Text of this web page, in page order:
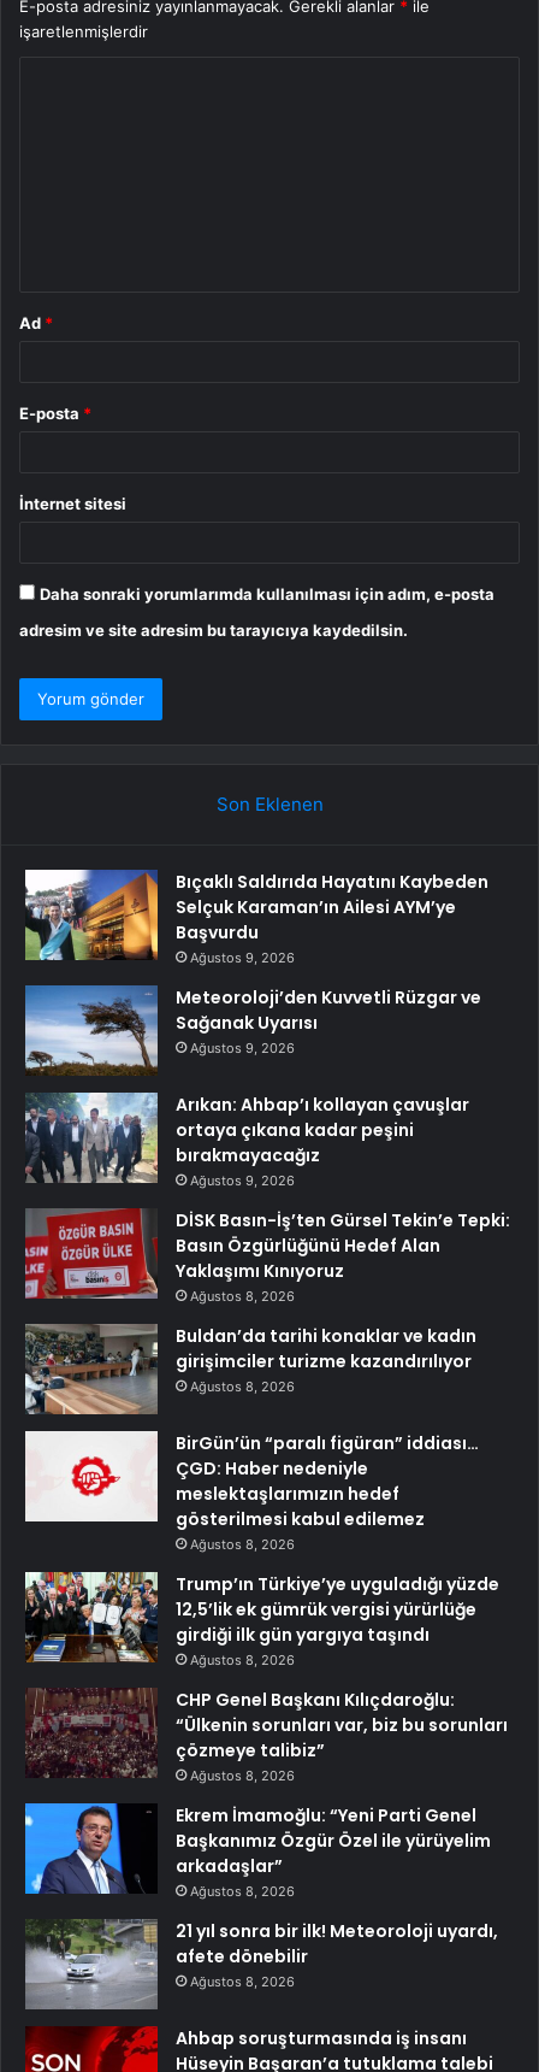
E-posta adresiniz yayınlanmayacak. Gerekli alanlar * ile
işaretlenmişlerdir
Ad *
E-posta *
İnternet sitesi
Daha sonraki yorumlarımda kullanılması için adım, e-posta
adresim ve site adresim bu tarayıcıya kaydedilsin.
Son Eklenen
Bıçaklı Saldırıda Hayatını Kaybeden
Selçuk Karaman’ın Ailesi AYM’ye
Başvurdu
Ağustos 9, 2026
Meteoroloji’den Kuvvetli Rüzgar ve
Sağanak Uyarısı
Ağustos 9, 2026
Arıkan: Ahbap’ı kollayan çavuşlar
ortaya çıkana kadar peşini
bırakmayacağız
Ağustos 9, 2026
DİSK Basın-İş’ten Gürsel Tekin’e Tepki:
Basın Özgürlüğünü Hedef Alan
Yaklaşımı Kınıyoruz
Ağustos 8, 2026
Buldan’da tarihi konaklar ve kadın
girişimciler turizme kazandırılıyor
Ağustos 8, 2026
BirGün’ün “paralı figüran” iddiası…
ÇGD: Haber nedeniyle
meslektaşlarımızın hedef
gösterilmesi kabul edilemez
Ağustos 8, 2026
Trump’ın Türkiye’ye uyguladığı yüzde
12,5’lik ek gümrük vergisi yürürlüğe
girdiği ilk gün yargıya taşındı
Ağustos 8, 2026
CHP Genel Başkanı Kılıçdaroğlu:
“Ülkenin sorunları var, biz bu sorunları
çözmeye talibiz”
Ağustos 8, 2026
Ekrem İmamoğlu: “Yeni Parti Genel
Başkanımız Özgür Özel ile yürüyelim
arkadaşlar”
Ağustos 8, 2026
21 yıl sonra bir ilk! Meteoroloji uyardı,
afete dönebilir
Ağustos 8, 2026
Ahbap soruşturmasında iş insanı
Hüseyin Başaran’a tutuklama talebi